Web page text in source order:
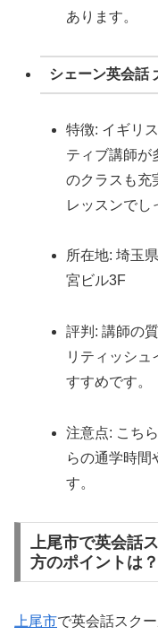
あります。
シェーン英会話
特徴: イギリ
ティブ講師が
のクラスも充
レッスンでし
所在地: 埼玉県
宮ビル3F
評判: 講師の
リティッシュ
すすめです。
注意点: こち
らの通学時間
す。
上尾市で英会話
方のポイントは？
上尾市で英会話スク